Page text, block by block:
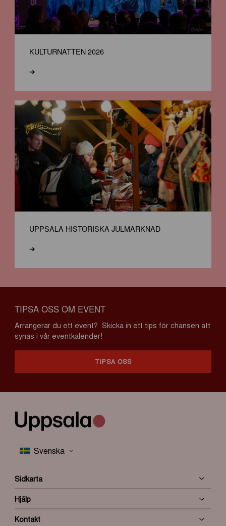
KULTURNATTEN 2026
➔
UPPSALA HISTORISKA JULMARKNAD
➔
TIPSA OSS OM EVENT
Arrangerar du ett event? Skicka in ett tips för chansen att
synas i vår eventkalender!
TIPSA OSS
Sidkarta
Hjälp
Kontakt